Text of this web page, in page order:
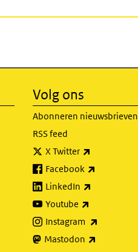
Volg ons
Abonneren nieuwsbrieven
RSS feed
X Twitter
Facebook
LinkedIn
Youtube
Instagram
Mastodon